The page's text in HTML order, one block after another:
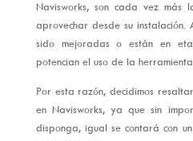
Navisworks, son cada vez más
aprovechar desde su instalación.
sido mejoradas o están en
potencian el uso de la herramienta.
Por esta razón, decidimos
en Navisworks, ya que sin
disponga, igual se contará con